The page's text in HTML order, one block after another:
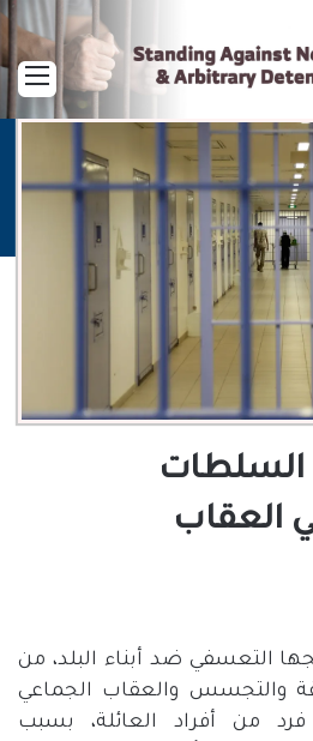
العقاب
التعسفي ضد أبناء البلد، من
والتجسس والعقاب الجماعي
من أفراد العائلة، بسبب